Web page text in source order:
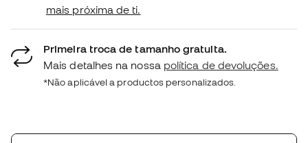
mais próxima de ti.
Primeira troca de tamanho gratuita.
Mais detalhes na nossa política de devoluções.
*Não aplicável a productos personalizados.